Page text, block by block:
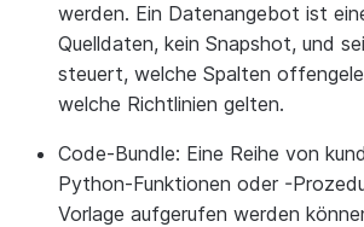
werden. Ein Datenangebot ist
Quelldaten, kein Snapshot, und
steuert, welche Spalten
welche Richtlinien gelten.
Code-Bundle: Eine Reihe von
Python-Funktionen oder -
Vorlage aufgerufen werden